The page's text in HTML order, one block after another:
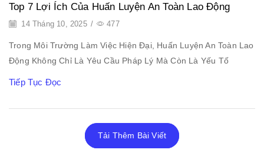
Top 7 Lợi Ích Của Huấn Luyện An Toàn Lao Động
14 Tháng 10, 2025 / 477
Trong Môi Trường Làm Việc Hiện Đại, Huấn Luyện An Toàn Lao
Động Không Chỉ Là Yêu Cầu Pháp Lý Mà Còn Là Yếu Tố
Tiếp Tục Đọc
Tải Thêm Bài Viết